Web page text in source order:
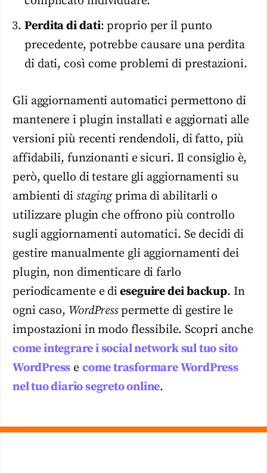
Perdita di dati: proprio per il punto
precedente, potrebbe causare una perdita
di dati, così come problemi di prestazioni.
Gli aggiornamenti automatici permettono di
mantenere i plugin installati e aggiornati alle
versioni più recenti rendendoli, di fatto, più
affidabili, funzionanti e sicuri. Il consiglio è,
però, quello di testare gli aggiornamenti su
ambienti di stagingprima di abilitarli o
utilizzare plugin che offrono più controllo
sugli aggiornamenti automatici. Se decidi di
gestire manualmente gli aggiornamenti dei
plugin, non dimenticare di farlo
periodicamente e dieseguire dei backup. In
ogni caso, WordPresspermette di gestire le
impostazioni in modo flessibile. Scopri anche
come integrare i social network sul tuo sito
WordPress e come trasformare WordPress
nel tuo diario segreto online.